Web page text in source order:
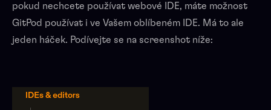
pokud nechcete používat webové IDE, máte možnost
GitPod používat i ve Vašem oblíbeném IDE. Má to ale
jeden háček. Podívejte se na screenshot níže: